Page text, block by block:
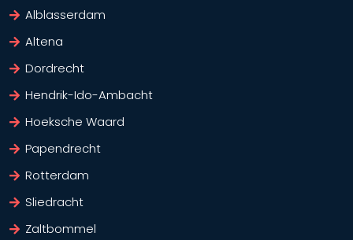
Alblasserdam
Altena
Dordrecht
Hendrik-Ido-Ambacht
Hoeksche Waard
Papendrecht
Rotterdam
Sliedracht
Zaltbommel